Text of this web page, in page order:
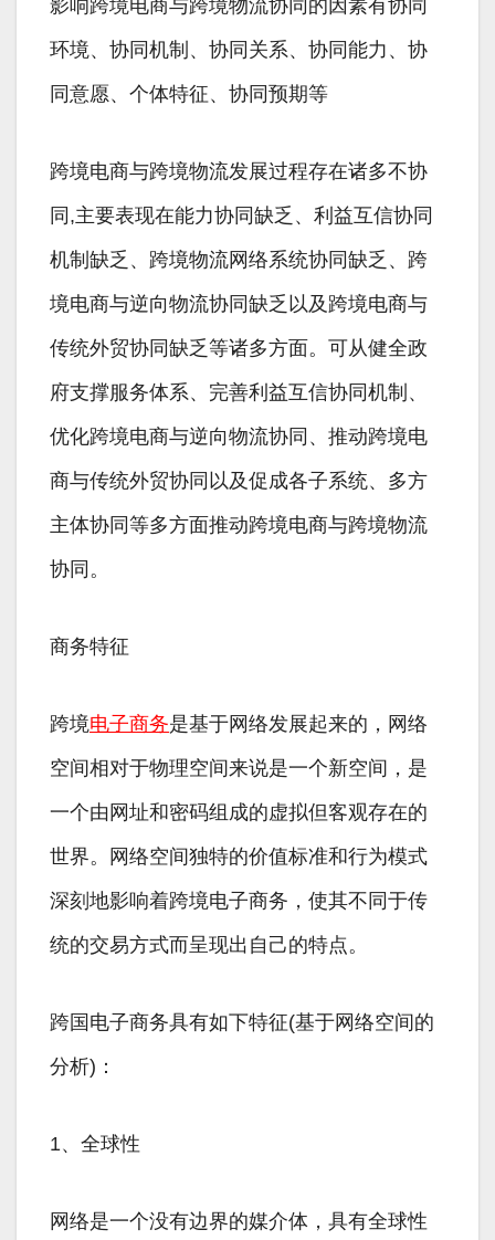
影响跨境电商与跨境物流协同的因素有协同
环境、协同机制、协同关系、协同能力、协
同意愿、个体特征、协同预期等
跨境电商与跨境物流发展过程存在诸多不协
同,主要表现在能力协同缺乏、利益互信协同
机制缺乏、跨境物流网络系统协同缺乏、跨
境电商与逆向物流协同缺乏以及跨境电商与
传统外贸协同缺乏等诸多方面。可从健全政
府支撑服务体系、完善利益互信协同机制、
优化跨境电商与逆向物流协同、推动跨境电
商与传统外贸协同以及促成各子系统、多方
主体协同等多方面推动跨境电商与跨境物流
协同。
商务特征
跨境电子商务是基于网络发展起来的，网络
空间相对于物理空间来说是一个新空间，是
一个由网址和密码组成的虚拟但客观存在的
世界。网络空间独特的价值标准和行为模式
深刻地影响着跨境电子商务，使其不同于传
统的交易方式而呈现出自己的特点。
跨国电子商务具有如下特征(基于网络空间的
分析)：
1、全球性
网络是一个没有边界的媒介体，具有全球性